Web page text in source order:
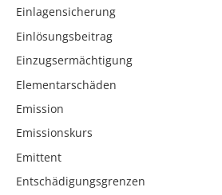
Einlagensicherung
Einlösungsbeitrag
Einzugsermächtigung
Elementarschäden
Emission
Emissionskurs
Emittent
Entschädigungsgrenzen